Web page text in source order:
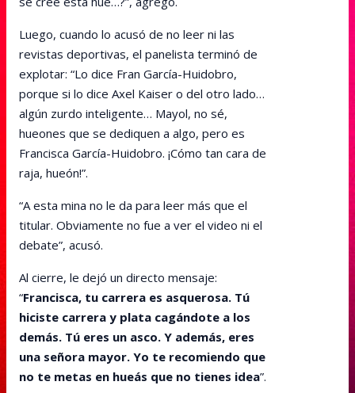
Luego, cuando lo acusó de no leer ni las
revistas deportivas, el panelista terminó de
explotar: “Lo dice Fran García-Huidobro,
porque si lo dice Axel Kaiser o del otro lado…
algún zurdo inteligente… Mayol, no sé,
hueones que se dediquen a algo, pero es
Francisca García-Huidobro. ¡Cómo tan cara de
raja, hueón!”.
“A esta mina no le da para leer más que el
titular. Obviamente no fue a ver el video ni el
debate”, acusó.
Al cierre, le dejó un directo mensaje:
“Francisca, tu carrera es asquerosa. Tú
hiciste carrera y plata cagándote a los
demás. Tú eres un asco. Y además, eres
una señora mayor. Yo te recomiendo que
no te metas en hueás que no tienes idea”.